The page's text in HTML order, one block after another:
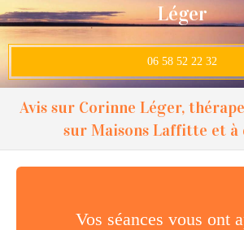
Léger
06 58 52 22 32
Avis sur Corinne Léger,
sur Maisons Laffitte et à
Vos séances vous ont